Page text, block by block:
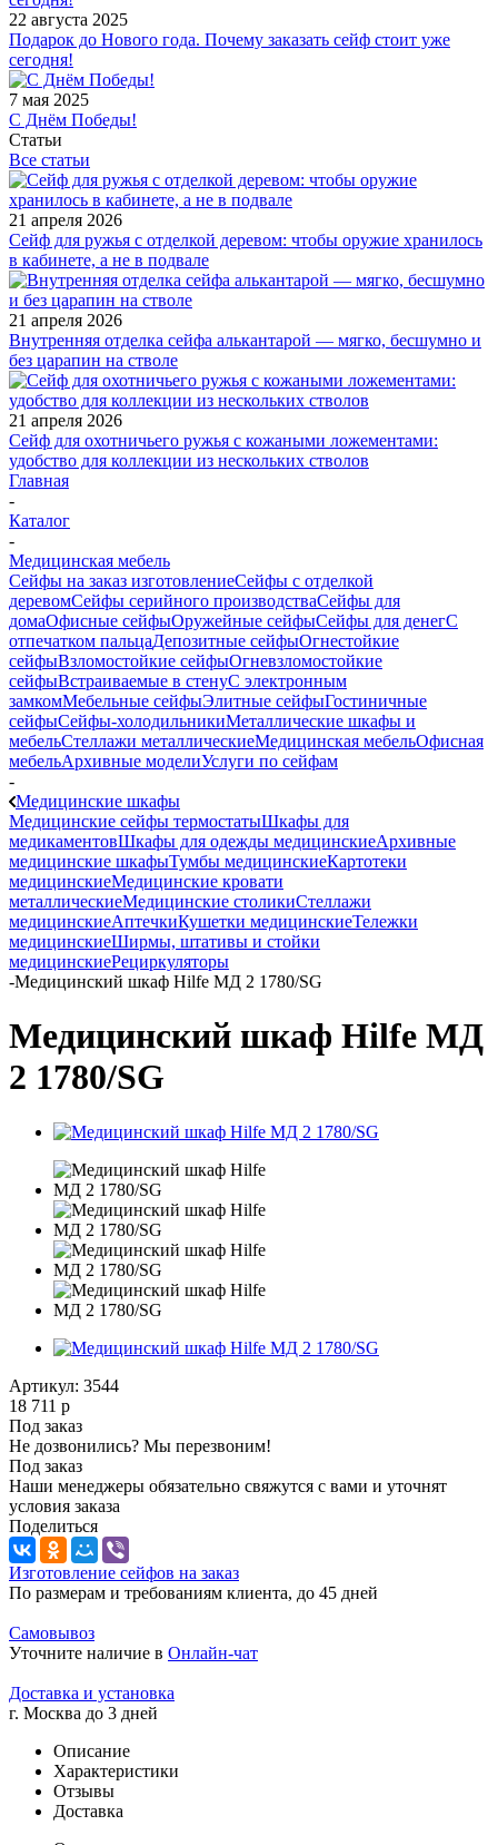
22 августа 2025
Подарок до Нового года. Почему заказать сейф стоит уже
сегодня!
7 мая 2025
С Днём Победы!
Статьи
Все статьи
21 апреля 2026
Сейф для ружья с отделкой деревом: чтобы оружие хранилось
в кабинете, а не в подвале
21 апреля 2026
Внутренняя отделка сейфа алькантарой — мягко, бесшумно и
без царапин на стволе
21 апреля 2026
Сейф для охотничьего ружья с кожаными ложементами:
удобство для коллекции из нескольких стволов
Главная
-
Каталог
-
Медицинская мебель
Сейфы на заказ изготовлениеСейфы с отделкой
деревомСейфы серийного производстваСейфы для
домаОфисные сейфыОружейные сейфыСейфы для денегС
отпечатком пальцаДепозитные сейфыОгнестойкие
сейфыВзломостойкие сейфыОгневзломостойкие
сейфыВстраиваемые в стенуС электронным
замкомМебельные сейфыЭлитные сейфыГостиничные
сейфыСейфы-холодильникиМеталлические шкафы и
мебельСтеллажи металлическиеМедицинская мебельОфисная
мебельАрхивные моделиУслуги по сейфам
-
Медицинские шкафы
Медицинские сейфы термостатыШкафы для
медикаментовШкафы для одежды медицинскиеАрхивные
медицинские шкафыТумбы медицинскиеКартотеки
медицинскиеМедицинские кровати
металлическиеМедицинские столикиСтеллажи
медицинскиеАптечкиКушетки медицинскиеТележки
медицинскиеШирмы, штативы и стойки
медицинскиеРециркуляторы
-Медицинский шкаф Hilfe МД 2 1780/SG
Медицинский шкаф Hilfe МД
2 1780/SG
Артикул: 3544
18 711 р
Под заказ
Не дозвонились? Мы перезвоним!
Под заказ
Наши менеджеры обязательно свяжутся с вами и уточнят
условия заказа
Поделиться
Изготовление сейфов на заказ
По размерам и требованиям клиента, до 45 дней
Самовывоз
Уточните наличие в Онлайн-чат
Доставка и установка
г. Москва до 3 дней
Описание
Характеристики
Отзывы
Доставка